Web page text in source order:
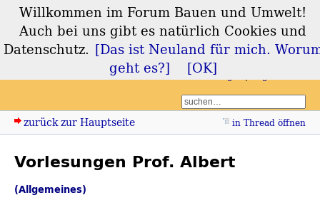
Forum Bauen und
Umwelt
zurück zur Hauptseite in Thread öffnen
Vorlesungen Prof. Albert
(Allgemeines)
Willkommen im Forum Bauen und Umwelt!
Auch bei uns gibt es natürlich Cookies und
Datenschutz. [Das ist Neuland für mich.
geht es?]
[OK]